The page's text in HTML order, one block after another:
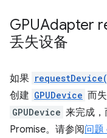
GPUAdapter
丢失设备
如果
创建 GPUDevice 而
GPUDevice 来完成，
Promise。请参阅问题